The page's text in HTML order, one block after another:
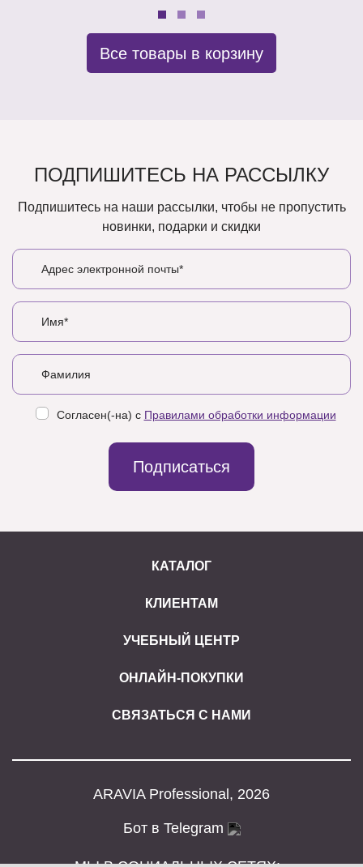
Все товары в корзину
ПОДПИШИТЕСЬ НА РАССЫЛКУ
Подпишитесь на наши рассылки, чтобы не пропустить
новинки, подарки и скидки
Согласен(-на) с Правилами обработки информации
Подписаться
КАТАЛОГ
КЛИЕНТАМ
УЧЕБНЫЙ ЦЕНТР
ОНЛАЙН-ПОКУПКИ
СВЯЗАТЬСЯ С НАМИ
ARAVIA Professional, 2026
Бот в Telegram